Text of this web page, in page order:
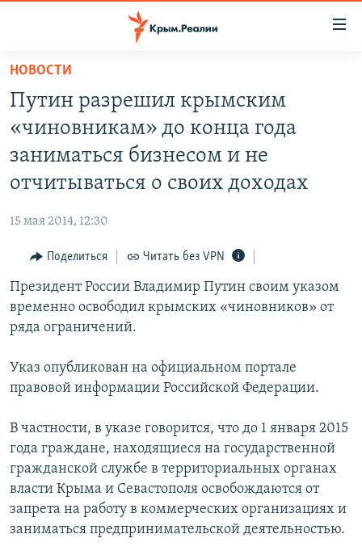
Вернуться
основному
содержанию
главной
Вернутся
поиску
СПЕЦПРОЕКТЫ
ИНФОГРАФИКА
ТЕЛЕПРОЕКТ КРЫМ.РЕАЛИИ
СОВЕТЫ ПРАВОЗАЩИТНИКОВ
ПОБЕДИТЕЛЕЙ НЕ СУДЯТ?
ELIFBE
УКРАИНСКАЯ ПРОБЛЕМА КРЫМА
РАДІО СВОБОДА
КАК ОБОЙТИ БЛОКИРОВКУ
Українською
Qırımtatar
ПРИСОЕДИНЯЙТЕСЬ!
Все сайты RFE/RL
НОВОСТИ
Путин разрешил крымским
«чиновникам» до конца года
заниматься бизнесом и не
отчитываться о своих доходах
15 мая 2014, 12:30
Поделиться Читать без VPN
Президент России Владимир Путин своим указом
временно освободил крымских «чиновников» от
ряда ограничений.
Указ опубликован на официальном портале
правовой информации Российской Федерации.
В частности, в указе говорится, что до 1 января 2015
года граждане, находящиеся на государственной
гражданской службе в территориальных органах
власти Крыма и Севастополя освобождаются от
запрета на работу в коммерческих организациях и
заниматься предпринимательской деятельностью.